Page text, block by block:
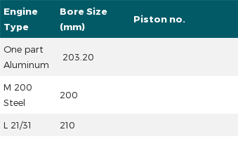
Engine
Type
Bore Size
(mm)
Piston no.
One part
Aluminum
203.20
M 200
Steel
200
L 21/31 210